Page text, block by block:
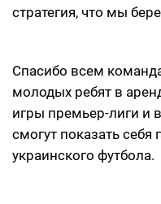
стратегия, что мы
Спасибо всем
молодых ребят в
игры премьер-лиги и
смогут показать себя
украинского футбола.